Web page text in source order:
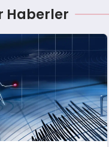
Haberler